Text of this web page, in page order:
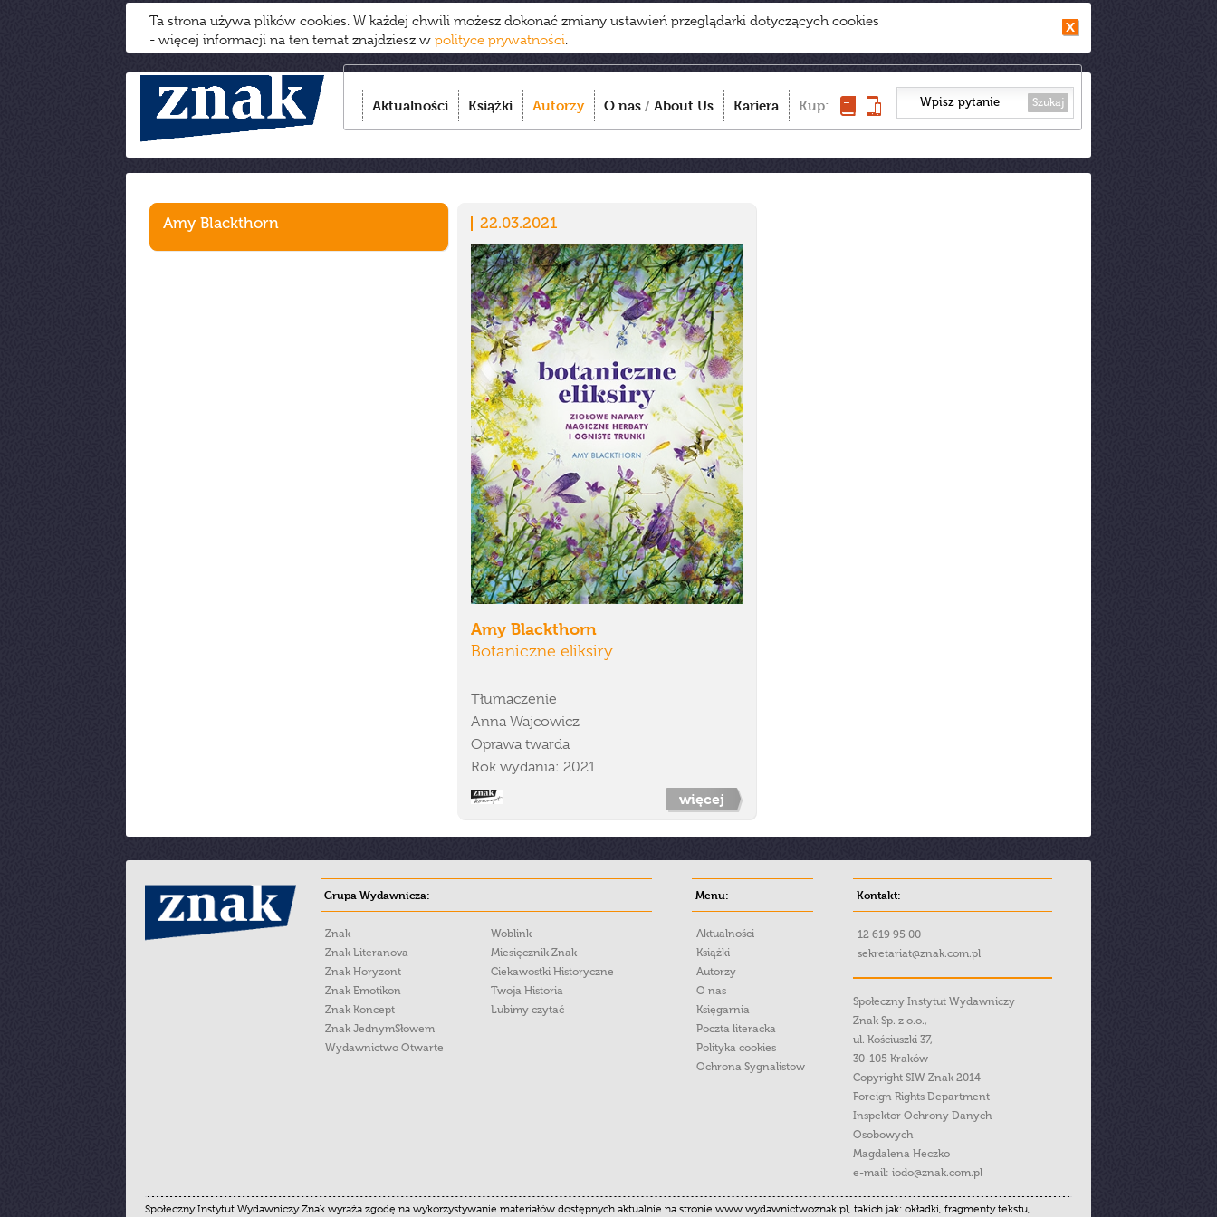
Ta strona używa plików cookies. W każdej chwili możesz dokonać zmiany ustawień przeglądarki dotyczących cookies
- więcej informacji na ten temat znajdziesz w polityce prywatności.
Aktualności Książki Autorzy O nas / About Us Kariera Kup: Szukaj
Amy Blackthorn 22.03.2021
Amy Blackthorn
Botaniczne eliksiry
Tłumaczenie
Anna Wajcowicz
Oprawa twarda
Rok wydania: 2021
więcej
Grupa Wydawnicza:
Znak
Znak Literanova
Znak Horyzont
Znak Emotikon
Znak Koncept
Znak JednymSłowem
Wydawnictwo Otwarte
Woblink
Miesięcznik Znak
Ciekawostki Historyczne
Twoja Historia
Lubimy czytać
Menu:
Aktualności
Książki
Autorzy
O nas
Księgarnia
Poczta literacka
Polityka cookies
Ochrona Sygnalistow
Kontakt:
12 619 95 00
sekretariat@znak.com.pl
Społeczny Instytut Wydawniczy
Znak Sp. z o.o.,
ul. Kościuszki 37,
30-105 Kraków
Copyright SIW Znak 2014
Foreign Rights Department
Inspektor Ochrony Danych
Osobowych
Magdalena Heczko
e-mail: iodo@znak.com.pl
Społeczny Instytut Wydawniczy Znak wyraża zgodę na wykorzystywanie materiałów dostępnych aktualnie na stronie www.wydawnictwoznak.pl, takich jak: okładki, fragmenty tekstu,